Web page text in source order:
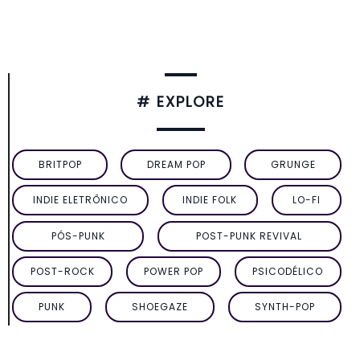
# EXPLORE
BRITPOP DREAM POP GRUNGE
INDIE ELETRÔNICO INDIE FOLK LO-FI
PÓS-PUNK POST-PUNK REVIVAL
POST-ROCK POWER POP PSICODÉLICO
PUNK SHOEGAZE SYNTH-POP